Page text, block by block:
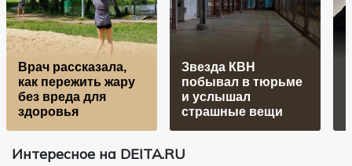
Врач рассказала,
как пережить жару
без вреда для
здоровья
Звезда КВН
побывал в тюрьме
и услышал
страшные вещи
Интересное на DEITA.RU